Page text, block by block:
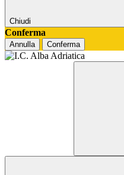
Chiudi
Conferma
Annulla Conferma